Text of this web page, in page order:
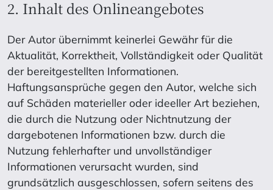
2. Inhalt des Onlineangebotes
Der Autor übernimmt keinerlei Gewähr für die
Aktualität, Korrektheit, Vollständigkeit oder Qualität
der bereitgestellten Informationen.
Haftungsansprüche gegen den Autor, welche sich
auf Schäden materieller oder ideeller Art beziehen,
die durch die Nutzung oder Nichtnutzung der
dargebotenen Informationen bzw. durch die
Nutzung fehlerhafter und unvollständiger
Informationen verursacht wurden, sind
grundsätzlich ausgeschlossen, sofern seitens des